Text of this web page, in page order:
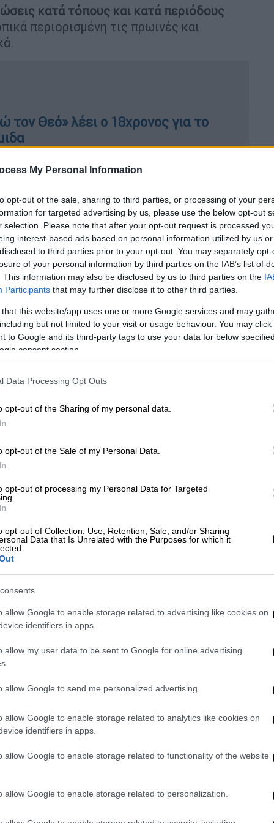
My Personal Information
opt-out of the sale, sharing to third parties, or processing of your
for targeted advertising by us, please use the below opt-out
selection. Please note that after your opt-out request is processed
interest-based ads based on personal information utilized by us
to third parties prior to your opt-out. You may separately
of your personal information by third parties on the IAB’s list of
This information may also be disclosed by us to third parties on the
Participants that may further disclose it to other third parties.
that this website/app uses one or more Google services and may
but not limited to your visit or usage behaviour. You may
to Google and its third-party tags to use your data for below
consent section.
Data Processing Opt Outs
opt-out of the Sharing of my personal data.
opt-out of the Sale of my Personal Data.
opt-out of processing my Personal Data for Targeted
opt-out of Collection, Use, Retention, Sale, and/or Sharing
Data that Is Unrelated with the Purposes for which it
allow Google to enable storage related to advertising like cookies on
identifiers in apps.
allow my user data to be sent to Google for online advertising
allow Google to send me personalized advertising.
allow Google to enable storage related to analytics like cookies on
identifiers in apps.
allow Google to enable storage related to functionality of the website
allow Google to enable storage related to personalization.
κατά τόπους και κατά περιόδους
περιορισμένη τις πρωινές και
Θεό» λέει ο 18χρονος για το
νοτιοανατολικοί 4 με 6 και στο Ιόνιο
από ανατολικές διευθύνσεις 3 με 5
κυρίως στα δυτικά όπου θα κυμανθεί
φτάσει τους 23 τοπικά 24 βαθμούς
και στην υπόλοιπη χώρα τους 20 με
τους 22 βαθμούς Κελσίου.
κατά περιόδους πυκνότερες.
με 4 μποφόρ.
βαθμούς Κελσίου.
Κελσίου.
λίγες τοπικές βροχές στην κεντρική
με 4 μποφόρ.
βαθμούς Κελσίου.
Στερεά – Δυτική
κατά περιόδους πυκνότερες.
με 6 και στο Ιόνιο 7 τοπικά 8 μποφόρ.